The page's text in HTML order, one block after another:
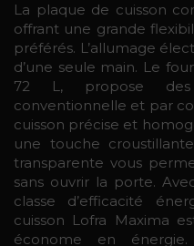
La plaque de cuisson
offrant une grande
préférés. L’allumage
d’une seule main. Le
72 L, propose
conventionnelle et par
cuisson précise et
une touche
transparente vous
sans ouvrir la porte.
classe d’efficacité
cuisson Lofra Maxima
économe en